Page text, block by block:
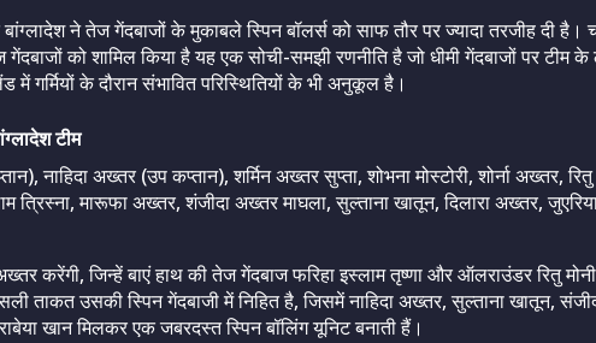
ने तेज गेंदबाजों के मुकाबले स्पिन बॉलर्स को साफ तौर पर ज्यादा तरजीह दी है।
को शामिल किया है यह एक सोची-समझी रणनीति है जो धीमी गेंदबाजों पर टीम
गर्मियों के दौरान संभावित परिस्थितियों के भी अनुकूल है।
टीम
नाहिदा अख्तर (उप कप्तान), शर्मिन अख्तर सुप्ता, शोभना मोस्टोरी, शोर्ना अख्तर, रितु
त्रिस्ना, मारूफा अख्तर, शंजीदा अख्तर माघला, सुल्ताना खातून, दिलारा अख्तर,
करेंगी, जिन्हें बाएं हाथ की तेज गेंदबाज फरिहा इस्लाम तृष्णा और ऑलराउंडर रितु
ताकत उसकी स्पिन गेंदबाजी में निहित है, जिसमें नाहिदा अख्तर, सुल्ताना खातून,
खान मिलकर एक जबरदस्त स्पिन बॉलिंग यूनिट बनाती हैं।